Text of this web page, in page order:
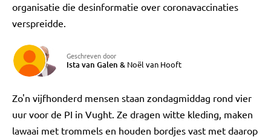
organisatie die desinformatie over coronavaccinaties
verspreidde.
Geschreven door
Ista van Galen & Noël van Hooft
Zo'n vijfhonderd mensen staan zondagmiddag rond vier
uur voor de PI in Vught. Ze dragen witte kleding, maken
lawaai met trommels en houden bordjes vast met daarop